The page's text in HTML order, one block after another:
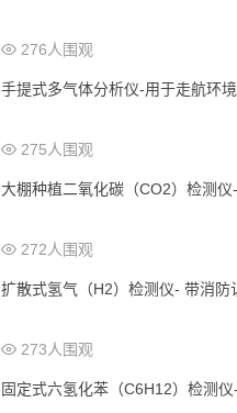
276人围观
手提式多气体分析仪-用于走航环
275人围观
大棚种植二氧化碳（CO2）检测
272人围观
扩散式氢气（H2）检测仪- 带消防
273人围观
固定式六氢化苯（C6H12）检测